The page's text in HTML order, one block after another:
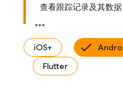
查看跟踪记录及其数据
iOS+
Flutter